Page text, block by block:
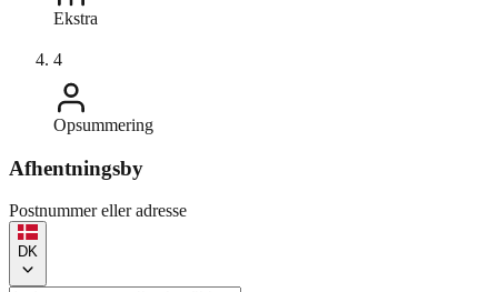
Ekstra
4
Opsummering
Afhentningsby
Postnummer eller adresse
DK